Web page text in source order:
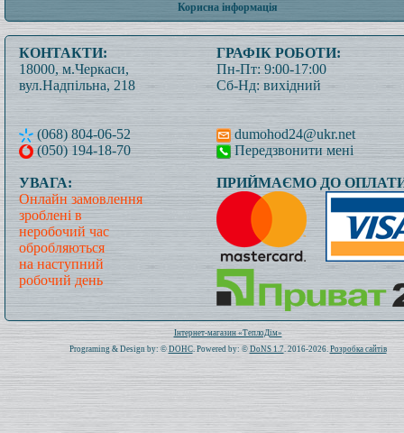
Корисна інформація
КОНТАКТИ:
18000, м.Черкаси,
вул.Надпільна, 218
(068) 804-06-52
(050) 194-18-70
ГРАФІК РОБОТИ:
Пн-Пт: 9:00-17:00
Сб-Нд: вихідний
dumohod24@ukr.net
Передзвонити мені
УВАГА:
Онлайн замовлення
зроблені в
неробочий час
обробляються
на наступний
робочий день
ПРИЙМАЄМО ДО
Всього: 1020954 Сьогодні: 64
Інтернет-магазин «ТеплоДім»
Programing & Design by: ©DOHC. Powered by: ©DoNS 1.7. 2016-2026. Розробка сайтів